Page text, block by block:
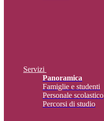
Servizi
Panoramica
Famiglie e studenti
Personale scolastico
Percorsi di studio